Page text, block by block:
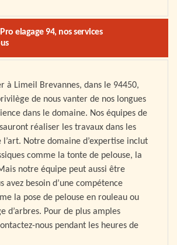
elagage 94, nos services
à Limeil Brevannes, dans le 94450,
de nous vanter de nos longues
dans le domaine. Nos équipes de
réaliser les travaux dans les
l’art. Notre domaine d’expertise inclut
comme la tonte de pelouse, la
notre équipe peut aussi être
avez besoin d’une compétence
la pose de pelouse en rouleau ou
d’arbres. Pour de plus amples
nous pendant les heures de